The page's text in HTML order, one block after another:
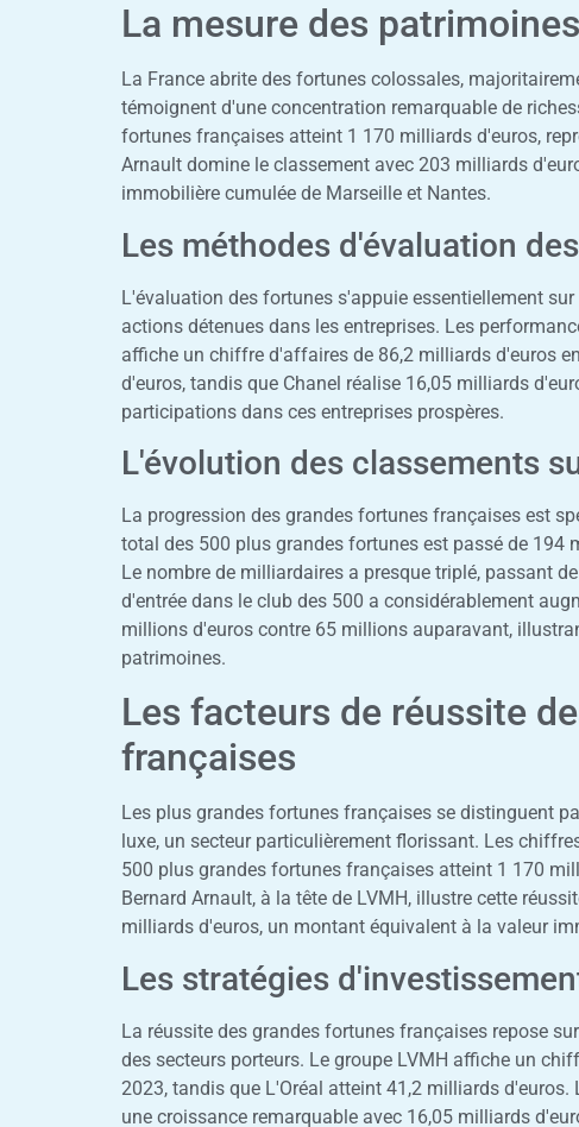
La mesure des
La France abrite des fortunes colossales,
témoignent d'une concentration remarquable de
fortunes françaises atteint 1 170 milliards d'euros,
Arnault domine le classement avec 203 milliards
immobilière cumulée de Marseille et Nantes.
Les méthodes d'évaluation
L'évaluation des fortunes s'appuie essentiellement
actions détenues dans les entreprises. Les
affiche un chiffre d'affaires de 86,2 milliards d'euros
d'euros, tandis que Chanel réalise 16,05 milliards
participations dans ces entreprises prospères.
L'évolution des classements
La progression des grandes fortunes françaises est
total des 500 plus grandes fortunes est passé de 194
Le nombre de milliardaires a presque triplé, passant
d'entrée dans le club des 500 a considérablement
millions d'euros contre 65 millions auparavant,
patrimoines.
Les facteurs de réussite
françaises
Les plus grandes fortunes françaises se distinguent
luxe, un secteur particulièrement florissant. Les
500 plus grandes fortunes françaises atteint 1 170
Bernard Arnault, à la tête de LVMH, illustre cette
milliards d'euros, un montant équivalent à la valeur
Les stratégies
La réussite des grandes fortunes françaises repose
des secteurs porteurs. Le groupe LVMH affiche un
2023, tandis que L'Oréal atteint 41,2 milliards
une croissance remarquable avec 16,05 milliards